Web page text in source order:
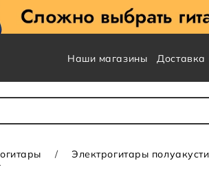
Наши магазины Доставка
Электрогитары